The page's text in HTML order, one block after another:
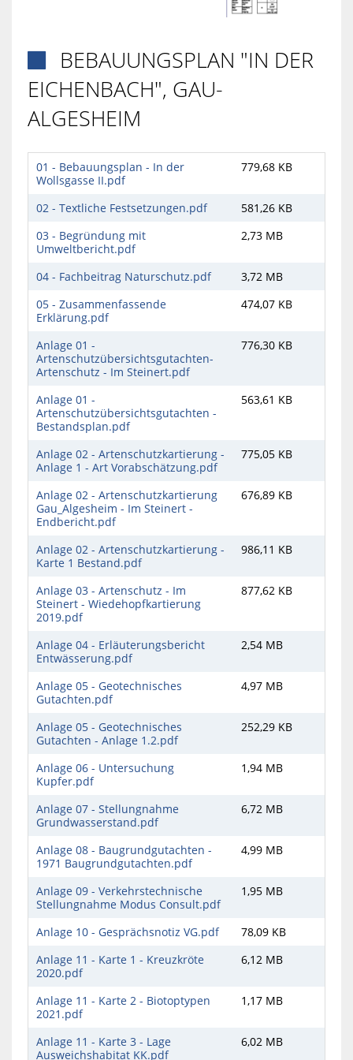
BEBAUUNGSPLAN "IN DER
EICHENBACH", GAU-
ALGESHEIM
01 - Bebauungsplan - In der
Wollsgasse II.pdf
779,68 KB
02 - Textliche Festsetzungen.pdf
581,26 KB
03 - Begründung mit
Umweltbericht.pdf
2,73 MB
04 - Fachbeitrag Naturschutz.pdf
3,72 MB
05 - Zusammenfassende
Erklärung.pdf
474,07 KB
Anlage 01 -
Artenschutzübersichtsgutachten-
Artenschutz - Im Steinert.pdf
776,30 KB
Anlage 01 -
Artenschutzübersichtsgutachten -
Bestandsplan.pdf
563,61 KB
Anlage 02 - Artenschutzkartierung -
Anlage 1 - Art Vorabschätzung.pdf
775,05 KB
Anlage 02 - Artenschutzkartierung
Gau_Algesheim - Im Steinert -
Endbericht.pdf
676,89 KB
Anlage 02 - Artenschutzkartierung -
Karte 1 Bestand.pdf
986,11 KB
Anlage 03 - Artenschutz - Im
Steinert - Wiedehopfkartierung
2019.pdf
877,62 KB
Anlage 04 - Erläuterungsbericht
Entwässerung.pdf
2,54 MB
Anlage 05 - Geotechnisches
Gutachten.pdf
4,97 MB
Anlage 05 - Geotechnisches
Gutachten - Anlage 1.2.pdf
252,29 KB
Anlage 06 - Untersuchung
Kupfer.pdf
1,94 MB
Anlage 07 - Stellungnahme
Grundwasserstand.pdf
6,72 MB
Anlage 08 - Baugrundgutachten -
1971 Baugrundgutachten.pdf
4,99 MB
Anlage 09 - Verkehrstechnische
Stellungnahme Modus Consult.pdf
1,95 MB
Anlage 10 - Gesprächsnotiz VG.pdf
78,09 KB
Anlage 11 - Karte 1 - Kreuzkröte
2020.pdf
6,12 MB
Anlage 11 - Karte 2 - Biotoptypen
2021.pdf
1,17 MB
Anlage 11 - Karte 3 - Lage
Ausweichshabitat KK.pdf
6,02 MB